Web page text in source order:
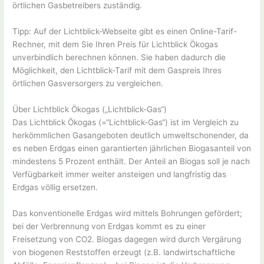
örtlichen Gasbetreibers zuständig.
Tipp: Auf der Lichtblick-Webseite gibt es einen Online-Tarif-
Rechner, mit dem Sie Ihren Preis für Lichtblick Ökogas
unverbindlich berechnen können. Sie haben dadurch die
Möglichkeit, den Lichtblick-Tarif mit dem Gaspreis Ihres
örtlichen Gasversorgers zu vergleichen.
Über Lichtblick Ökogas („Lichtblick-Gas“)
Das Lichtblick Ökogas (=“Lichtblick-Gas“) ist im Vergleich zu
herkömmlichen Gasangeboten deutlich umweltschonender, da
es neben Erdgas einen garantierten jährlichen Biogasanteil von
mindestens 5 Prozent enthält. Der Anteil an Biogas soll je nach
Verfügbarkeit immer weiter ansteigen und langfristig das
Erdgas völlig ersetzen.
Das konventionelle Erdgas wird mittels Bohrungen gefördert;
bei der Verbrennung von Erdgas kommt es zu einer
Freisetzung von CO2. Biogas dagegen wird durch Vergärung
von biogenen Reststoffen erzeugt (z.B. landwirtschaftliche